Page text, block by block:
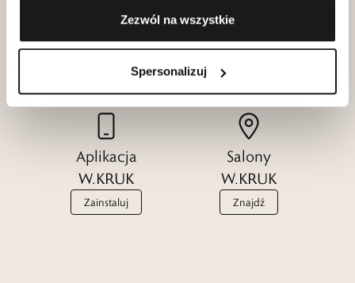
Zezwól na wszystkie
Spersonalizuj
Klub dla
W.KRUK
Katalogi
W.KRUK
Aplikacja
W.KRUK
Zainstaluj
Salony
W.KRUK
Znajdź